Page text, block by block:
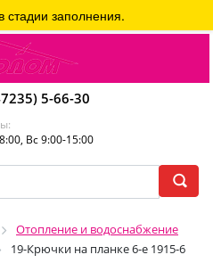
5-66-30
Вс 9:00-15:00
Отопление и водоснабжение
19-Крючки на планке 6-е 1915-6
стадии заполнения.